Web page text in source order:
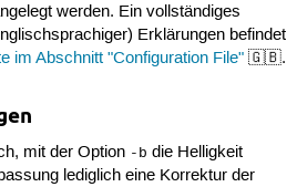
werden. Ein vollständiges
Erklärungen befindet
im Abschnitt "Configuration File"🇬🇧.
mit der Option -b die Helligkeit
lediglich eine Korrektur der